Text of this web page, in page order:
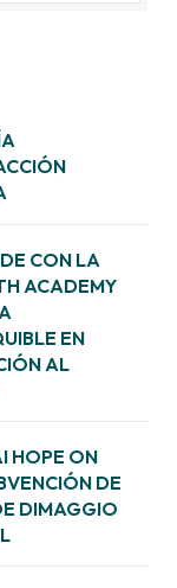
CON LA
ACADEMY
EN
AL
HOPE ON
DE
DIMAGGIO